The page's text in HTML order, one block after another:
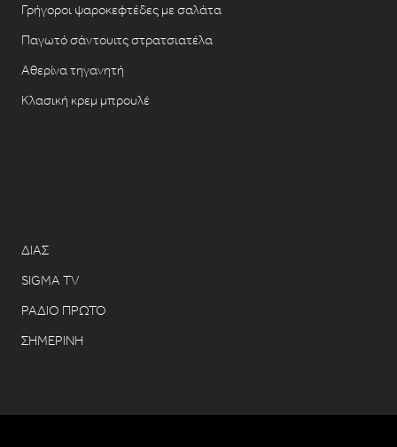
Γρήγοροι ψαροκεφτέδες με σαλάτα
Παγωτό σάντουιτς στρατσιατέλα
Αθερίνα τηγανητή
Κλασική κρεμ μπρουλέ
ΔΙΑΣ
SIGMA TV
ΡΑΔΙΟ ΠΡΩΤΟ
ΣΗΜΕΡΙΝΗ